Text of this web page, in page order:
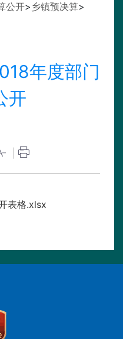
公开> 乡镇预决算>
年度部门
开
表格.xlsx